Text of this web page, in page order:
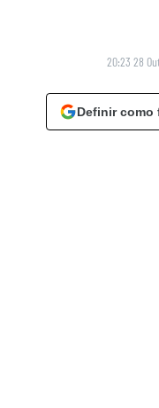
20:23 28
Definir como